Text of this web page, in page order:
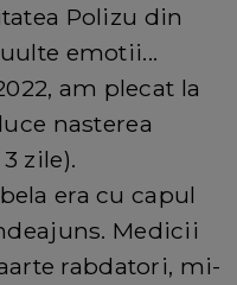
Polizu din
emotii...
am plecat la
nasterea
zile).
era cu capul
Medicii
rabdatori, mi-